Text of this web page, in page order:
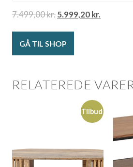
7.499,00kr.5.999,20kr.
GÅ TIL SHOP
RELATEREDE
Tilbud